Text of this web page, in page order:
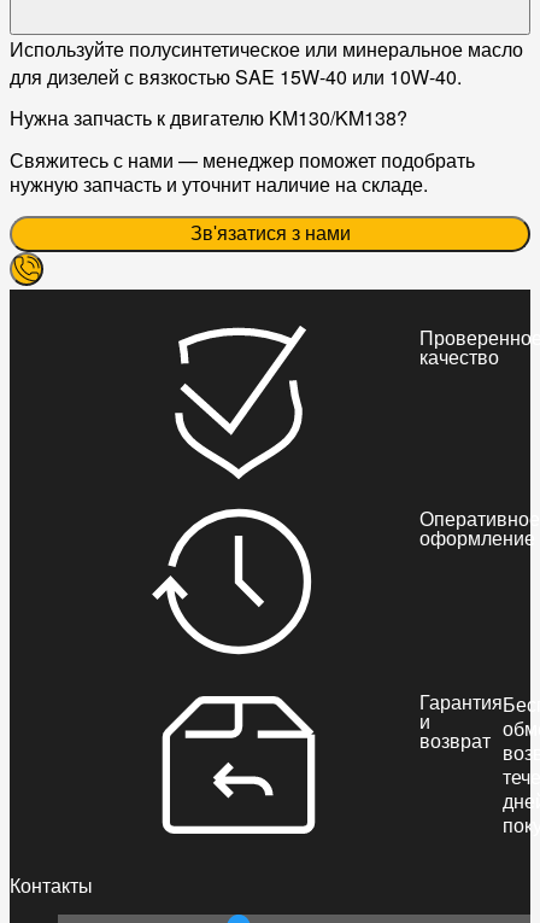
Используйте полусинтетическое или минеральное масло
для дизелей с вязкостью SAE 15W-40 или 10W-40.
Нужна запчасть к двигателю KM130/KM138?
Свяжитесь с нами — менеджер поможет подобрать
нужную запчасть и уточнит наличие на складе.
Зв'язатися з нами
качество
Оперативное
оформление
Гарантия
и
возврат
Контакты